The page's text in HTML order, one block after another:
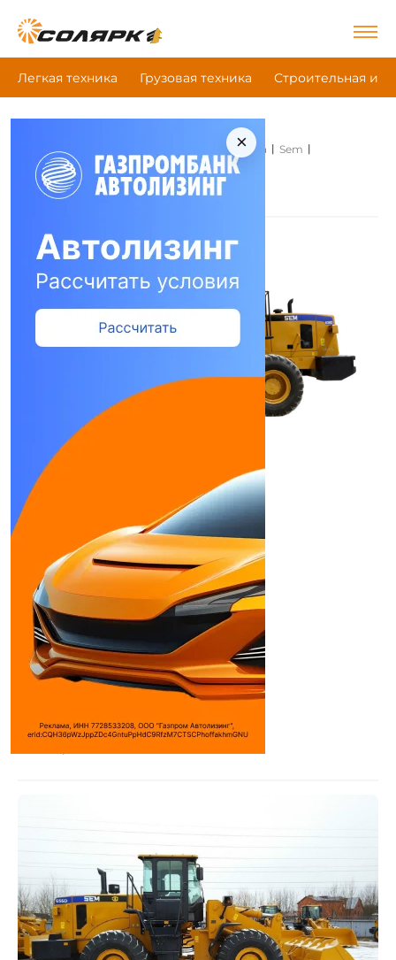
Легкая техника Грузовая техника Строительная и
×
Главная Строительная и дорожная техника | Sem |
Погрузчики
Sem Погрузчики
Погрузчики
Количество цилиндров:6
Объем двигателя:- см³
Макс. мощность:125 л.с.
Привод клапанов:540
Используемое топливо:
Дизель
Дилеры
Техника Дальний
Восток
Лорри Агро